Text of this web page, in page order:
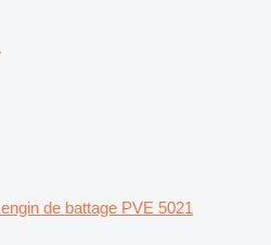
engin de battage PVE 5021